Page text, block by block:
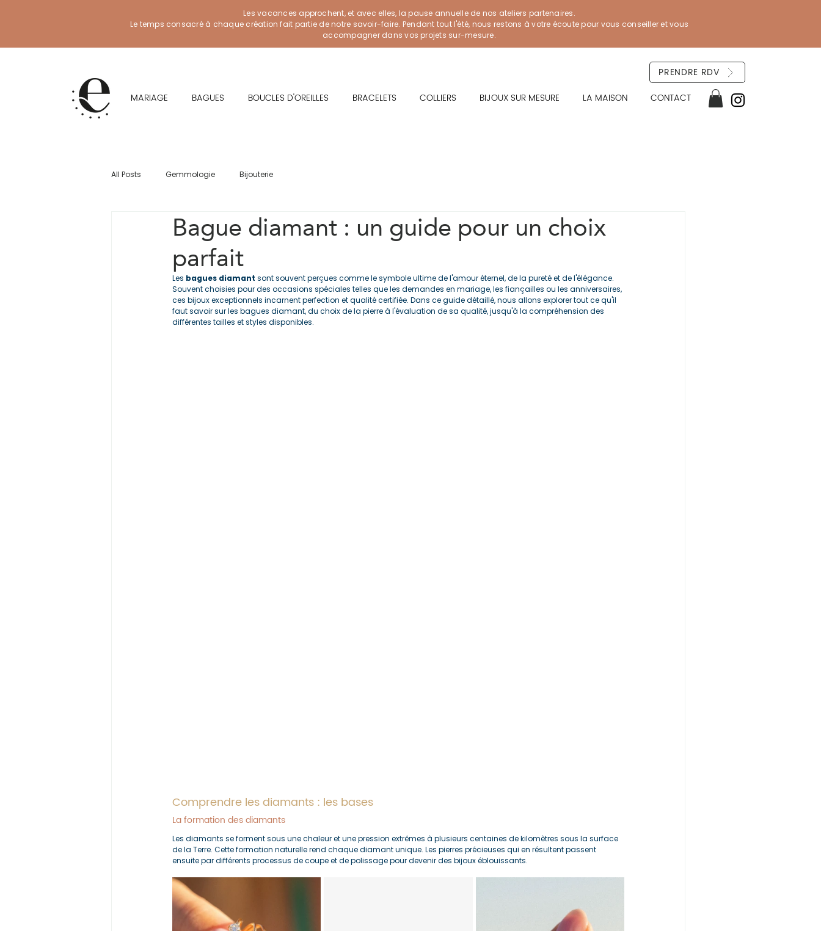
Les vacances approchent, et avec elles, la pause annuelle de nos ateliers partenaires.
Le temps consacré à chaque création fait partie de notre savoir-faire. Pendant tout l'été, nous restons à votre écoute pour vous conseiller et vous
accompagner dans vos projets sur-mesure.
PRENDRE RDV
MARIAGE
BAGUES BOUCLES D'OREILLES BRACELETS COLLIERS BIJOUX SUR MESURE LA MAISON CONTACT
All Posts Gemmologie Bijouterie
Bague diamant : un guide pour un choix
parfait
Les bagues diamant sont souvent perçues comme le symbole ultime de l'amour éternel, de la pureté et de l'élégance.
Souvent choisies pour des occasions spéciales telles que les demandes en mariage, les fiançailles ou les anniversaires,
ces bijoux exceptionnels incarnent perfection et qualité certifiée. Dans ce guide détaillé, nous allons explorer tout ce qu'il
faut savoir sur les bagues diamant, du choix de la pierre à l'évaluation de sa qualité, jusqu'à la compréhension des
différentes tailles et styles disponibles.
Comprendre les diamants : les bases
La formation des diamants
Les diamants se forment sous une chaleur et une pression extrêmes à plusieurs centaines de kilomètres sous la surface
de la Terre. Cette formation naturelle rend chaque diamant unique. Les pierres précieuses qui en résultent passent
ensuite par différents processus de coupe et de polissage pour devenir des bijoux éblouissants.